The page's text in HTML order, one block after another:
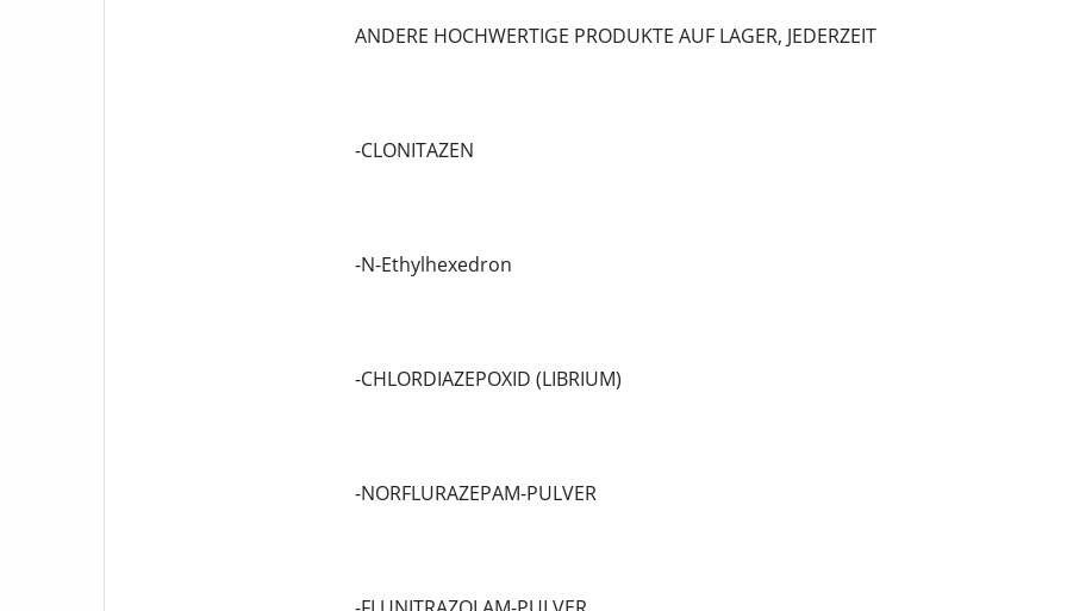
ANDERE HOCHWERTIGE PRODUKTE AUF LAGER, JEDERZEIT
-CLONITAZEN
-N-Ethylhexedron
-CHLORDIAZEPOXID (LIBRIUM)
-NORFLURAZEPAM-PULVER